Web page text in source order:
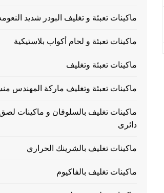
ماكينات تعبئة و تغليف البودر شديد
ماكينات تعبئة و لحام أكواب بلاستيكية
ماكينات تعبئة وتغليف
ماكينات تعبئة وتغليف ماركة المهندس
ماكينات تغليف بالسلوفان و ماكينات
دائرى
ماكينات تغليف بالشرينك الحراري
ماكينات تغليف بالفاكيوم